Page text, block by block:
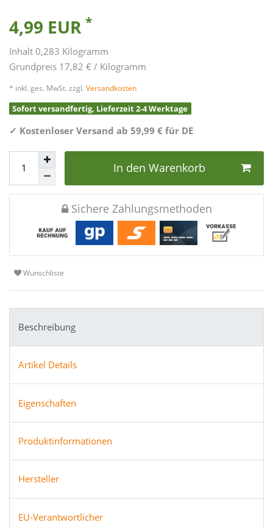
4,99 EUR *
Inhalt0,283 Kilogramm
Grundpreis 17,82 € / Kilogramm
* inkl. ges. MwSt. zzgl. Versandkosten
Sofort versandfertig, Lieferzeit 2-4 Werktage
✓ Kostenloser Versand ab 59,99 € für DE
In den Warenkorb
Sichere Zahlungsmethoden
Wunschliste
Beschreibung
Artikel Details
Eigenschaften
Produktinformationen
Hersteller
EU-Verantwortlicher